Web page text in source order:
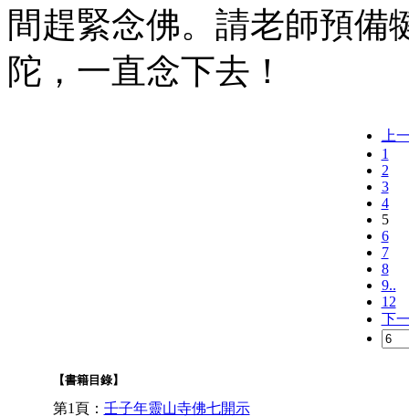
間趕緊念佛。請老師預備
陀，一直念下去！
上
1
2
3
4
5
6
7
8
9..
12
下
【書籍目錄】
第1頁： 壬子年靈山寺佛七開示